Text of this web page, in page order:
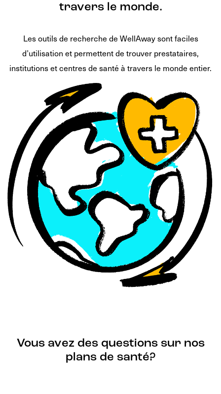
travers le monde.
Les outils de recherche de WellAway sont faciles
d’utilisation et permettent de trouver prestataires,
institutions et centres de santé à travers le monde entier.
Vous avez des questions sur nos
plans de santé?